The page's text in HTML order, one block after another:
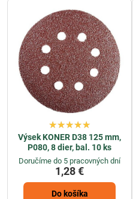
Výsek KONER D38 125 mm,
P080, 8 dier, bal. 10 ks
Doručíme do 5 pracovných dní
1,28 €
Do košíka